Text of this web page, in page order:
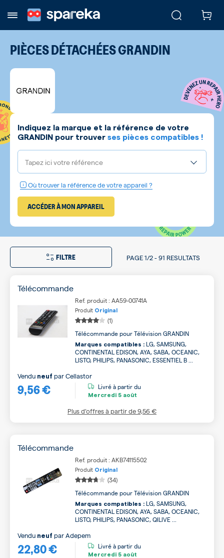
PIÈCES DÉTACHÉESGRANDIN
Indiquez la marque et la référence de votre
GRANDIN pour trouver ses pièces compatibles !
Tapez ici votre référence
Où trouver la référence de votre appareil ?
ACCÉDER À MON APPAREIL
FILTRE PAGE 1/2-91 RESULTATS
Télécommande
Ref. produit : AA59-00741A
Produit Original
(1)
Télécommande pour Télévision GRANDIN
Marques compatibles : LG, SAMSUNG,
CONTINENTAL EDISON, AYA, SABA, OCEANIC,
LISTO, PHILIPS, PANASONIC, ESSENTIEL B ...
9,56 €
Vendu neuf parCellastor
Livré à partir du
Mercredi 5 août
Plus d’offres à partir de9,56 €
Télécommande
Ref. produit : AKB74115502
Produit Original
(34)
Télécommande pour Télévision GRANDIN
Marques compatibles : LG, SAMSUNG,
CONTINENTAL EDISON, AYA, SABA, OCEANIC,
LISTO, PHILIPS, PANASONIC, QILIVE ...
22,80 €
Vendu neuf parAdepem
Livré à partir du
Mercredi 5 août